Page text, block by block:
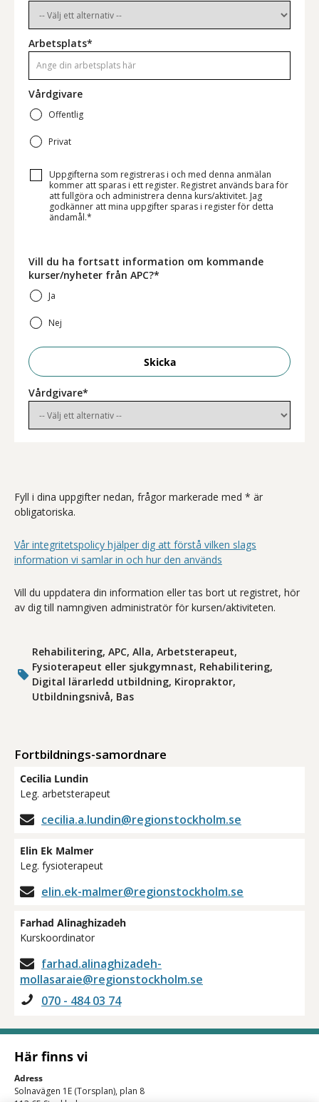
Arbetsplats*
Vårdgivare
Offentlig
Privat
Uppgifterna som registreras i och med denna anmälan
kommer att sparas i ett register. Registret används bara för
att fullgöra och administrera denna kurs/aktivitet. Jag
godkänner att mina uppgifter sparas i register för detta
ändamål.*
Vill du ha fortsatt information om kommande
kurser/nyheter från APC?*
Ja
Nej
Skicka
Vårdgivare*
Fyll i dina uppgifter nedan, frågor markerade med * är
obligatoriska.
Vår integritetspolicy hjälper dig att förstå vilken slags
information vi samlar in och hur den används
Vill du uppdatera din information eller tas bort ut registret, hör
av dig till namngiven administratör för kursen/aktiviteten.
Rehabilitering, APC, Alla, Arbetsterapeut,
Fysioterapeut eller sjukgymnast, Rehabilitering,
Digital lärarledd utbildning, Kiropraktor,
Utbildningsnivå, Bas
Fortbildnings-samordnare
Cecilia Lundin
Leg. arbetsterapeut
cecilia.a.lundin@regionstockholm.se
Elin Ek Malmer
Leg. fysioterapeut
elin.ek-malmer@regionstockholm.se
Farhad Alinaghizadeh
Kurskoordinator
farhad.alinaghizadeh-
mollasaraie@regionstockholm.se
070 - 484 03 74
Här finns vi
Adress
Solnavägen 1E (Torsplan), plan 8